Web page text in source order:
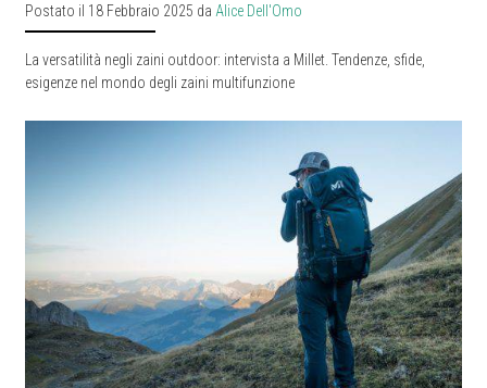
Postato il 18 Febbraio 2025 da Alice Dell'Omo
La versatilità negli zaini outdoor: intervista a Millet. Tendenze, sfide,
esigenze nel mondo degli zaini multifunzione